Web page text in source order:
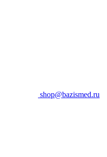
shop@bazismed.ru